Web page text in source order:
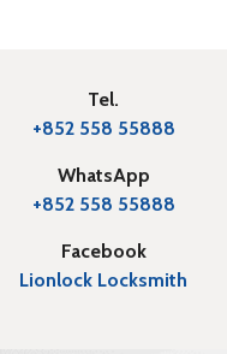
Tel.
+852 558 55888
WhatsApp
+852 558 55888
Facebook
Lionlock Locksmith